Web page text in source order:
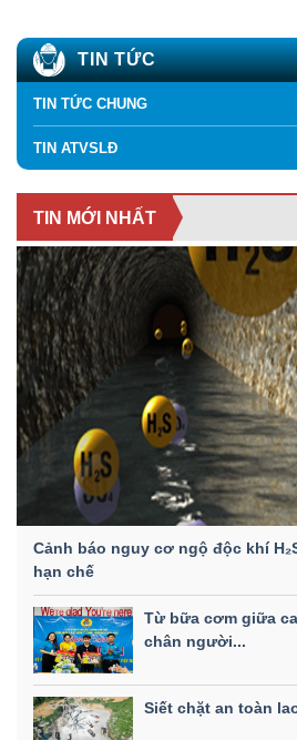
TIN TỨC
TIN TỨC CHUNG
TIN ATVSLĐ
TIN MỚI NHẤT
Cảnh báo nguy cơ ngộ độc khí
hạn chế
Từ bữa cơm giữa
chân người...
Siết chặt an toàn